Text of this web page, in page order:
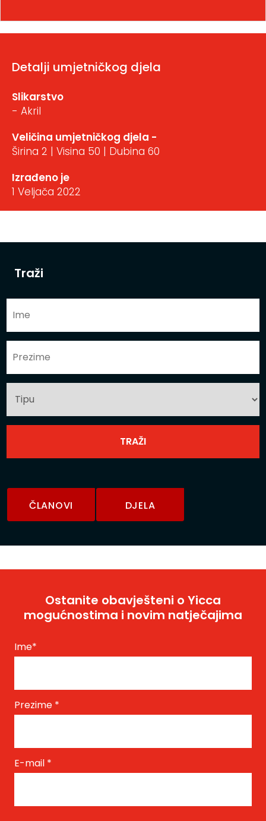
Traži
ČLANOVI DJELA
Detalji umjetničkog djela
Slikarstvo
- Akril
Veličina umjetničkog djela -
Širina 2 | Visina 50 | Dubina 60
Izrađeno je
1 Veljača 2022
Ostanite obavješteni o Yicca
mogućnostima i novim natječajima
Ime*
Prezime *
E-mail *